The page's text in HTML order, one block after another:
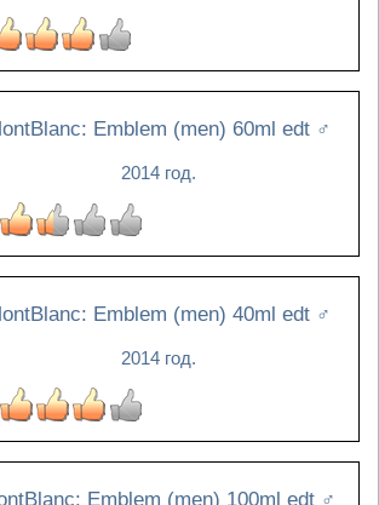
Emblem (men) 60ml edt ♂
2014 год.
Emblem (men) 40ml edt ♂
2014 год.
Emblem (men) 100ml edt ♂